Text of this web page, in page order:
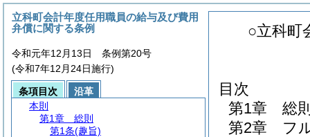
○立科町
目次
第1章
総
第2章
フ
立科町会計年度任用職員の給与及び費用
弁償に関する条例
令和元年12月13日 条例第20号
(令和7年12月24日施行)
条項目次
沿革
本則
第1章
総則
第1条(趣旨)